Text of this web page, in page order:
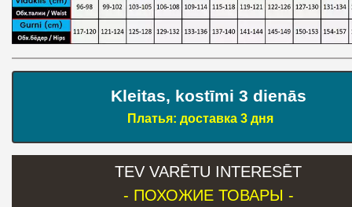
Kleitas, kostīmi 3 dienās
Платья: доставка 3 дня
TEV VARĒTU INTERESĒT
- ПОХОЖИЕ ТОВАРЫ -